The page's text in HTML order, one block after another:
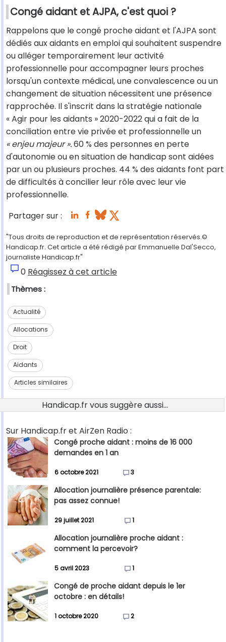
Congé aidant et AJPA, c'est quoi ?
Rappelons que le congé proche aidant et l'AJPA sont
dédiés aux aidants en emploi qui souhaitent suspendre
ou alléger temporairement leur activité
professionnelle pour accompagner leurs proches
lorsqu'un contexte médical, une convalescence ou un
changement de situation nécessitent une présence
rapprochée. Il s'inscrit dans la stratégie nationale
« Agir pour les aidants » 2020-2022 qui a fait de la
conciliation entre vie privée et professionnelle un
« enjeu majeur ».60 % des personnes en perte
d'autonomie ou en situation de handicap sont aidées
par un ou plusieurs proches. 44 % des aidants font part
de difficultés à concilier leur rôle avec leur vie
professionnelle.
Partager sur :
"Tous droits de reproduction et de représentation réservés.©
Handicap.fr. Cet article a été rédigé par Emmanuelle Dal'Secco,
journaliste Handicap.fr"
0 Réagissez à cet article
Thèmes :
Actualité
Allocations
Droit
Aidants
Articles similaires
Handicap.fr vous suggère aussi...
Sur Handicap.fr et AirZen Radio :
Congé proche aidant : moins de 16 000
demandes en 1 an
6 octobre 2021 3
Allocation journalière présence parentale:
pas assez connue!
29 juillet 2021 1
Allocation journalière proche aidant :
comment la percevoir?
5 avril 2023 1
Congé de proche aidant depuis le 1er
octobre : en détails!
1 octobre 2020 2